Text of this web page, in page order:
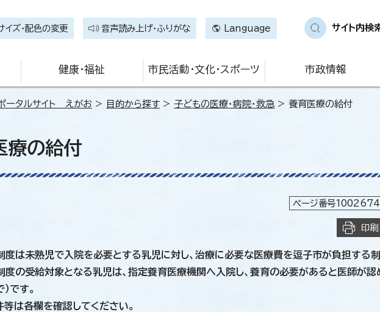
イズ・配色の変更 音声読み上げ・ふりがな Language サイト内検
健康・福祉 市民活動・文化・スポーツ 市政情報
ータルサイト えがお > 目的から探す > 子どもの医療・病院・救急 > 養育医療の給付
療の給付
ページ番号1002674
印刷
度は未熟児で入院を必要とする乳児に対し、治療に必要な医療費を逗子市が負担する制
度の受給対象となる乳児は、指定養育医療機関へ入院し、養育の必要があると医師が認
です。
等は各欄を確認してください。